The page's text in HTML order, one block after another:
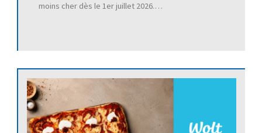
moins cher dès le 1er juillet 2026.…